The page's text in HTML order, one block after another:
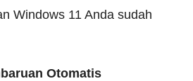
Windows 11 Anda sudah
Otomatis